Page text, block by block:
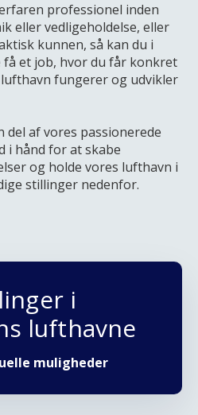
professionel inden
eller vedligeholdelse, eller
kunnen, så kan du i
få et job, hvor du får konkret
fungerer og udvikler
del af vores passionerede
i hånd for at skabe
og holde vores lufthavn i
stillinger nedenfor.
i
lufthavne
muligheder